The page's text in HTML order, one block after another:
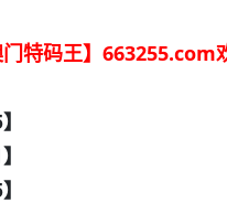
特码王】663255.com